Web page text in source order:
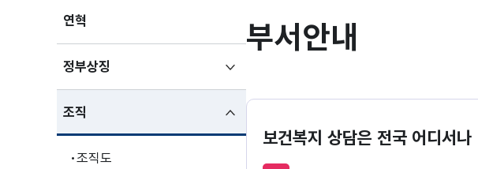
연혁
정부상징
펼치기
조직
펼친상태
조직도
부서안내
보건복지 상담은 전국 어디서나